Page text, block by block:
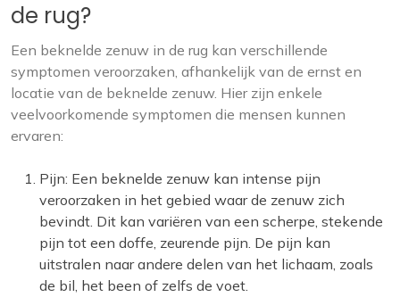
de rug?
Een beknelde zenuw in de rug kan verschillende
symptomen veroorzaken, afhankelijk van de ernst en
locatie van de beknelde zenuw. Hier zijn enkele
veelvoorkomende symptomen die mensen kunnen
ervaren:
Pijn: Een beknelde zenuw kan intense pijn
veroorzaken in het gebied waar de zenuw zich
bevindt. Dit kan variëren van een scherpe, stekende
pijn tot een doffe, zeurende pijn. De pijn kan
uitstralen naar andere delen van het lichaam, zoals
de bil, het been of zelfs de voet.